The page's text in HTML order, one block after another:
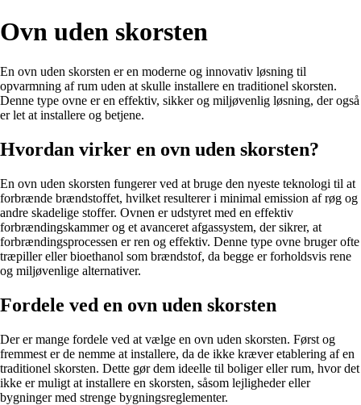
Ovn uden skorsten
En ovn uden skorsten er en moderne og innovativ løsning til
opvarmning af rum uden at skulle installere en traditionel skorsten.
Denne type ovne er en effektiv, sikker og miljøvenlig løsning, der også
er let at installere og betjene.
Hvordan virker en ovn uden skorsten?
En ovn uden skorsten fungerer ved at bruge den nyeste teknologi til at
forbrænde brændstoffet, hvilket resulterer i minimal emission af røg og
andre skadelige stoffer. Ovnen er udstyret med en effektiv
forbrændingskammer og et avanceret afgassystem, der sikrer, at
forbrændingsprocessen er ren og effektiv. Denne type ovne bruger ofte
træpiller eller bioethanol som brændstof, da begge er forholdsvis rene
og miljøvenlige alternativer.
Fordele ved en ovn uden skorsten
Der er mange fordele ved at vælge en ovn uden skorsten. Først og
fremmest er de nemme at installere, da de ikke kræver etablering af en
traditionel skorsten. Dette gør dem ideelle til boliger eller rum, hvor det
ikke er muligt at installere en skorsten, såsom lejligheder eller
bygninger med strenge bygningsreglementer.